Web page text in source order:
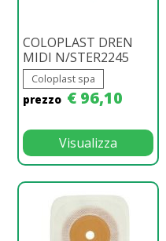
COLOPLAST DREN
MIDI N/STER2245
Coloplast spa
prezzo € 96,10
Visualizza